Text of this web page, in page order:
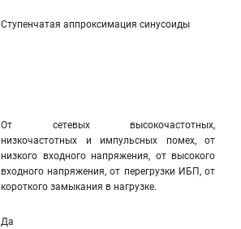
Ступенчатая аппроксимация синусоиды
От сетевых высокочастотных,
низкочастотных и импульсных помех, от
низкого входного напряжения, от высокого
входного напряжения, от перегрузки ИБП, от
короткого замыкания в нагрузке.
Да